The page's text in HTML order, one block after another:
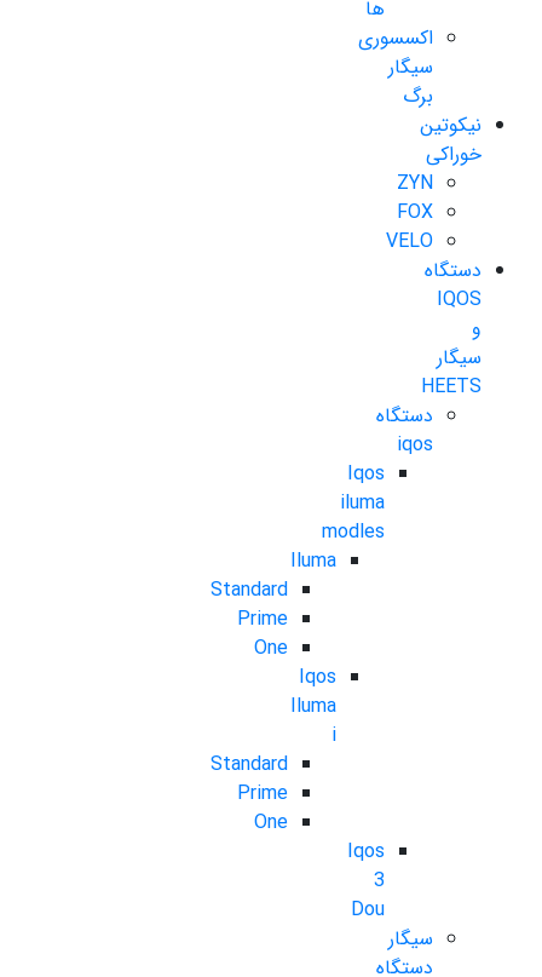
ها
اکسسوری
سیگار
برگ
نیکوتین
خوراکی
ZYN
FOX
VELO
دستگاه
IQOS
و
سیگار
HEETS
دستگاه
iqos
Iqos
iluma
modles
Iluma
Standard
Prime
One
Iqos
Iluma
i
Standard
Prime
One
Iqos
3
Dou
سیگار
دستگاه